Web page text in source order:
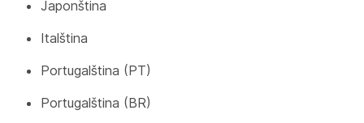
Japonština
Italština
Portugalština (PT)
Portugalština (BR)